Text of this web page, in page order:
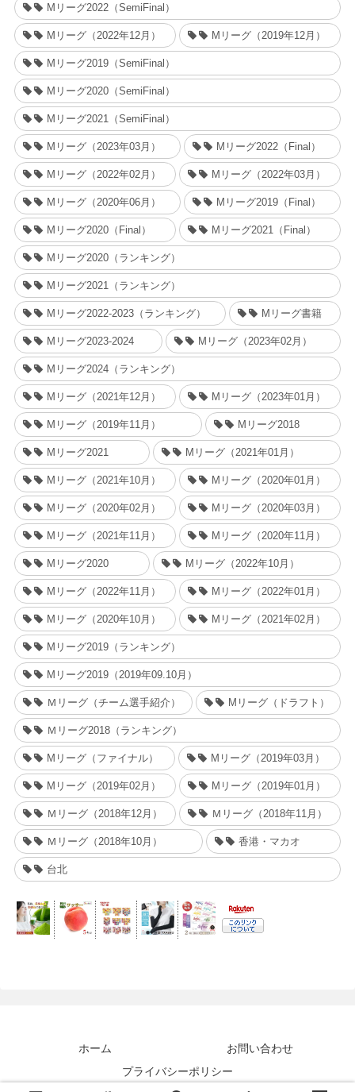
Mリーグ2022（SemiFinal）
Mリーグ（2022年12月） Mリーグ（2019年12月）
Mリーグ2019（SemiFinal）
Mリーグ2020（SemiFinal）
Mリーグ2021（SemiFinal）
Mリーグ（2023年03月） Mリーグ2022（Final）
Mリーグ（2022年02月） Mリーグ（2022年03月）
Mリーグ（2020年06月） Mリーグ2019（Final）
Mリーグ2020（Final） Mリーグ2021（Final）
Mリーグ2020（ランキング）
Mリーグ2021（ランキング）
Mリーグ2022-2023（ランキング） Mリーグ書籍
Mリーグ2023-2024 Mリーグ（2023年02月）
Mリーグ2024（ランキング）
Mリーグ（2021年12月） Mリーグ（2023年01月）
Mリーグ（2019年11月） Mリーグ2018
Mリーグ2021 Mリーグ（2021年01月）
Mリーグ（2021年10月） Mリーグ（2020年01月）
Mリーグ（2020年02月） Mリーグ（2020年03月）
Mリーグ（2021年11月） Mリーグ（2020年11月）
Mリーグ2020 Mリーグ（2022年10月）
Mリーグ（2022年11月） Mリーグ（2022年01月）
Mリーグ（2020年10月） Mリーグ（2021年02月）
Mリーグ2019（ランキング）
Mリーグ2019（2019年09.10月）
Ｍリーグ（チーム選手紹介） Mリーグ（ドラフト）
Ｍリーグ2018（ランキング）
Mリーグ（ファイナル） Mリーグ（2019年03月）
Mリーグ（2019年02月） Mリーグ（2019年01月）
Ｍリーグ（2018年12月） Ｍリーグ（2018年11月）
Ｍリーグ（2018年10月） 香港・マカオ
台北
ホーム
お問い合わせ
プライバシーポリシー